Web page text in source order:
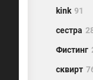
kink 91
сестра
Фистинг
сквирт